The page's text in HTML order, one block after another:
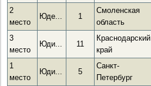
2
место
Юде... 1
Смоленская
область
3
место
Юди... 11
Краснодарский
край
1
место
Юди... 5
Санкт-
Петербург